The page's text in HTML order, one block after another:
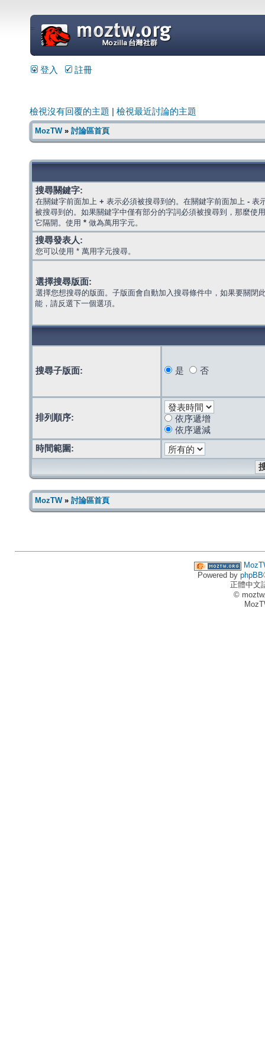
=
登入 註冊
檢視沒有回覆的主題 檢視最近討論的主題
MozTW» 討論區首頁
搜尋關鍵字:
在關鍵字前面加上 + 表示必須被搜尋到的。在關鍵字前面加上 - 表
被搜尋到的。如果關鍵字中僅有部分的字詞必須被搜尋到，那麼使
它隔開。使用 * 做為萬用字元。
搜尋發表人:
您可以使用 * 萬用字元搜尋。
選擇搜尋版面:
選擇您想搜尋的版面。子版面會自動加入搜尋條件中，如果要關閉
能，請反選下一個選項。
搜尋子版面: 是 否
排列順序:
依序遞增
依序遞減
時間範圍:
MozTW» 討論區首頁
Powered by phpBB
正體中文
©